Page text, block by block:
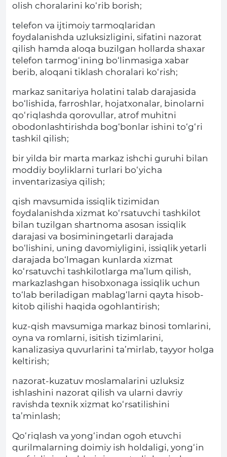
olish choralarini ko‘rib borish;
telefon va ijtimoiy tarmoqlaridan
foydalanishda uzluksizligini, sifatini nazorat
qilish hamda aloqa buzilgan hollarda shaxar
telefon tarmog‘ining bo‘linmasiga xabar
berib, aloqani tiklash choralari ko‘rish;
markaz sanitariya holatini talab darajasida
bo‘lishida, farroshlar, hojatxonalar, binolarni
qo‘riqlashda qorovullar, atrof muhitni
obodonlashtirishda bog‘bonlar ishini to‘g‘ri
tashkil qilish;
bir yilda bir marta markaz ishchi guruhi bilan
moddiy boyliklarni turlari bo‘yicha
inventarizasiya qilish;
qish mavsumida issiqlik tizimidan
foydalanishda xizmat ko‘rsatuvchi tashkilot
bilan tuzilgan shartnoma asosan issiqlik
darajasi va bosiminingetarli darajada
bo‘lishini, uning davomiyligini, issiqlik yetarli
darajada bo‘lmagan kunlarda xizmat
ko‘rsatuvchi tashkilotlarga ma’lum qilish,
markazlashgan hisobxonaga issiqlik uchun
to‘lab beriladigan mablag‘larni qayta hisob-
kitob qilishi haqida ogohlantirish;
kuz-qish mavsumiga markaz binosi tomlarini,
oyna va romlarni, isitish tizimlarini,
kanalizasiya quvurlarini ta’mirlab, tayyor holga
keltirish;
nazorat-kuzatuv moslamalarini uzluksiz
ishlashini nazorat qilish va ularni davriy
ravishda texnik xizmat ko‘rsatilishini
ta’minlash;
Qo‘riqlash va yong‘indan ogoh etuvchi
qurilmalarning doimiy ish holdaligi, yong‘in